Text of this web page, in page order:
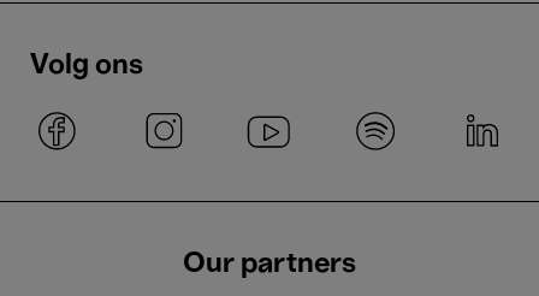
Volg ons
Our partners